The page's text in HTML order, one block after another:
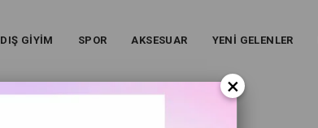
DIŞ GİYİM SPOR AKSESUAR YENİ GELENLER
×